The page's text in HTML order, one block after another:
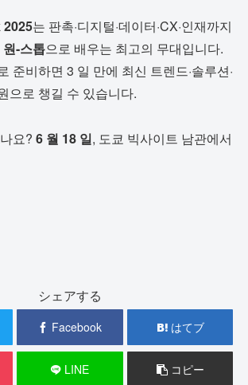
는 판촉·디지털·데이터·CX·인재까지
-스톱으로 배우는 최고의 무대입니다.
준비하면 3 일 만에 최신 트렌드·솔루션·
으로 챙길 수 있습니다.
요? 6 월 18 일, 도쿄 빅사이트 남관에서
シェアする
Facebook はてブ
LINE コピー